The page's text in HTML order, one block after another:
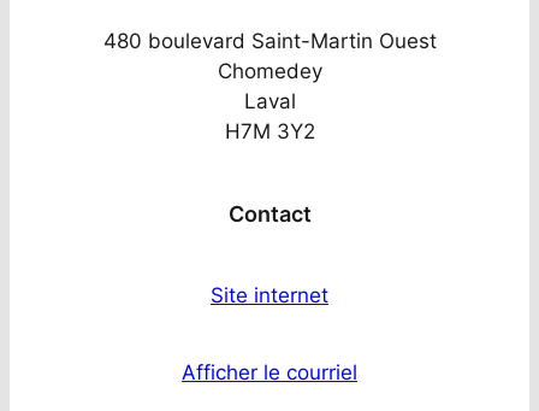
480 boulevard Saint-Martin Ouest
Chomedey
Laval
H7M 3Y2
Contact
Site internet
Afficher le courriel